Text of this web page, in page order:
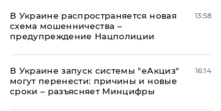
В Украине распространяется новая
схема мошенничества –
предупреждение Нацполиции
13:58
В Украине запуск системы "еАкциз"
могут перенести: причины и новые
сроки – разъясняет Минцифры
16:14